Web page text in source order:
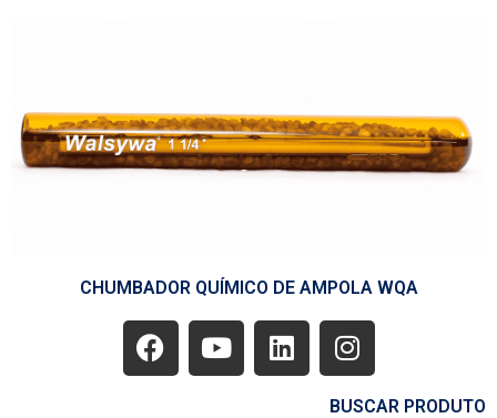
CHUMBADOR QUÍMICO DE AMPOLA WQA
BUSCAR PRODUTO